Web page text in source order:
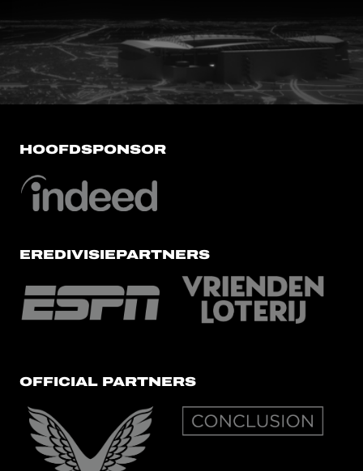
FC Utrecht<br>vanuit<br>het
HOOFDSPONSOR
EREDIVISIEPARTNERS
OFFICIAL PARTNERS